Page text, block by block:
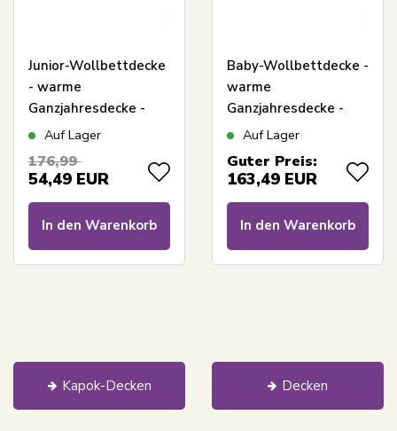
Junior-Wollbettdecke
- warme
Ganzjahresdecke -
100% reine neue
Schurwolle - 100x140
Auf Lager
176,99
54,49 EUR
In den Warenkorb
Baby-Wollbettdecke -
warme
Ganzjahresdecke -
100% reine neue
70x100 cm - Nature
Auf Lager
Guter Preis:
163,49 EUR
In den Warenkorb
Kapok-Decken Decken